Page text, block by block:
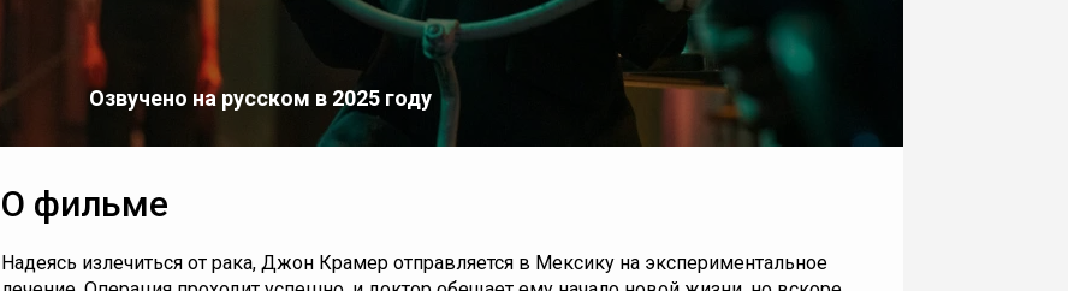
Озвучено на русском в 2025 году
О фильме
Надеясь излечиться от рака, Джон Крамер отправляется в Мексику на экспериментальное